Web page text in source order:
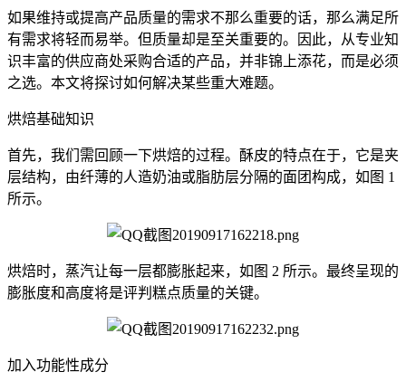
如果维持或提高产品质量的需求不那么重要的话，那么满足所
有需求将轻而易举。但质量却是至关重要的。因此，从专业知
识丰富的供应商处采购合适的产品，并非锦上添花，而是必须
之选。本文将探讨如何解决某些重大难题。
烘焙基础知识
首先，我们需回顾一下烘焙的过程。酥皮的特点在于，它是夹
层结构，由纤薄的人造奶油或脂肪层分隔的面团构成，如图 1
所示。
烘焙时，蒸汽让每一层都膨胀起来，如图 2 所示。最终呈现的
膨胀度和高度将是评判糕点质量的关键。
加入功能性成分